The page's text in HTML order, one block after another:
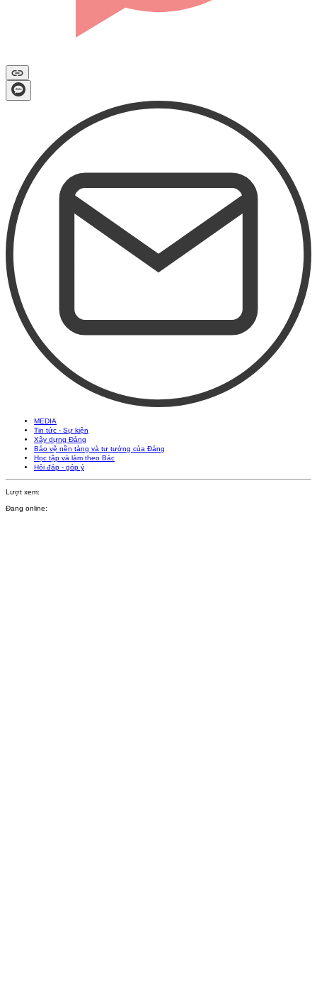
MEDIA
Tin tức - Sự kiện
Xây dựng Đảng
Bảo vệ nền tảng và tư tưởng của Đảng
Học tập và làm theo Bác
Hỏi đáp - góp ý
Lượt xem:
Đang online: